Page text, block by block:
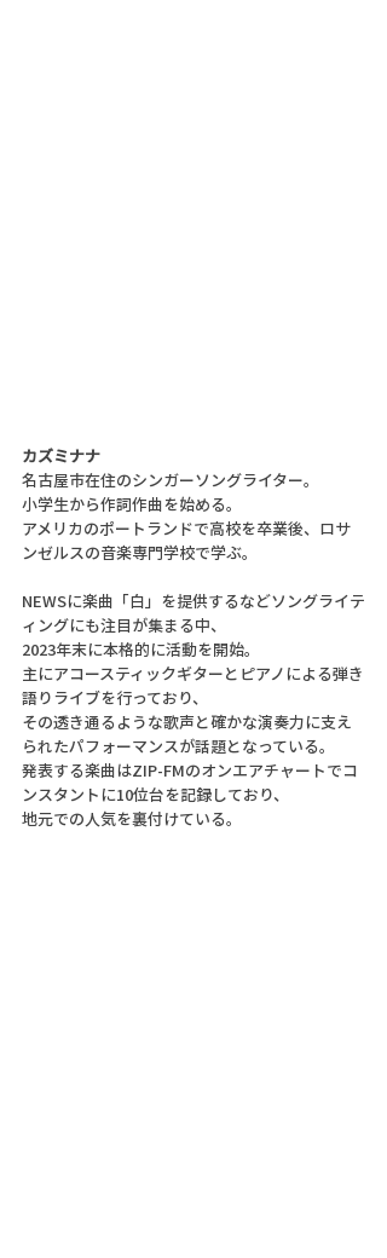
カズミナナ
名古屋市在住のシンガーソングライター。
小学生から作詞作曲を始める。
アメリカのポートランドで高校を卒業後、ロサ
ンゼルスの音楽専門学校で学ぶ。
NEWSに楽曲「白」を提供するなどソングライテ
ィングにも注目が集まる中、
2023年末に本格的に活動を開始。
主にアコースティックギターとピアノによる弾き
語りライブを行っており、
その透き通るような歌声と確かな演奏力に支え
られたパフォーマンスが話題となっている。
発表する楽曲はZIP-FMのオンエアチャートでコ
ンスタントに10位台を記録しており、
地元での人気を裏付けている。